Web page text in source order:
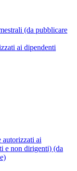
(da pubblicare
ai dipendenti
ai
e non dirigenti) (da